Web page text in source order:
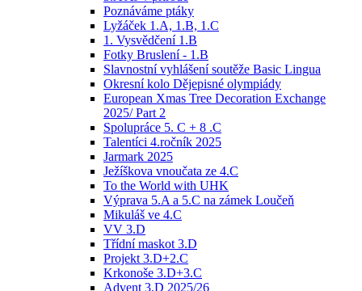
Poznáváme ptáky
Lyžáček 1.A, 1.B, 1.C
1. Vysvědčení 1.B
Fotky Bruslení - 1.B
Slavnostní vyhlášení soutěže Basic Lingua
Okresní kolo Dějepisné olympiády
European Xmas Tree Decoration Exchange
2025/ Part 2
Spolupráce 5. C + 8 .C
Talentíci 4.ročník 2025
Jarmark 2025
Ježíškova vnoučata ze 4.C
To the World with UHK
Výprava 5.A a 5.C na zámek Loučeň
Mikuláš ve 4.C
VV 3.D
Třídní maskot 3.D
Projekt 3.D+2.C
Krkonoše 3.D+3.C
Advent 3.D 2025/26